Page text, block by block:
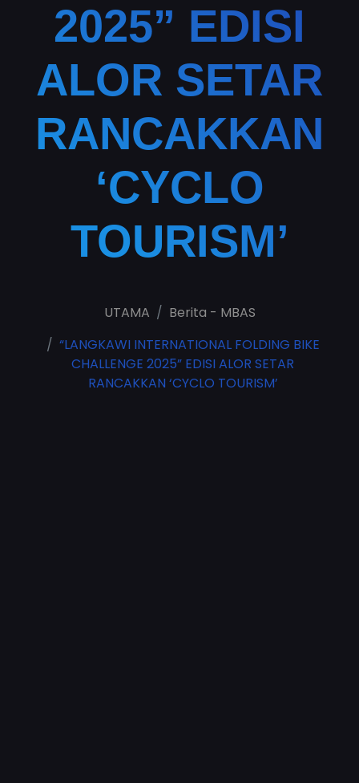
2025” EDISI
ALOR SETAR
RANCAKKAN
‘CYCLO
TOURISM’
UTAMA
Berita - MBAS
“LANGKAWI INTERNATIONAL FOLDING BIKE
CHALLENGE 2025” EDISI ALOR SETAR
RANCAKKAN ‘CYCLO TOURISM’